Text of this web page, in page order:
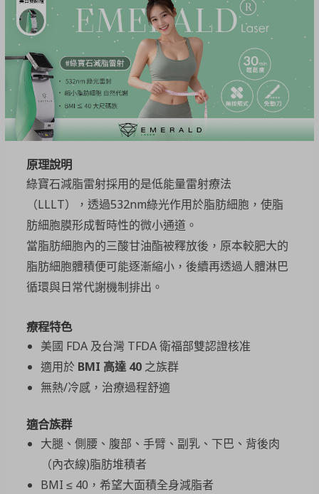
原理說明
綠寶石減脂雷射採用的是低能量雷射療法
（LLLT），透過532nm綠光作用於脂肪細胞，使脂
肪細胞膜形成暫時性的微小通道。
當脂肪細胞內的三酸甘油酯被釋放後，原本較肥大的
脂肪細胞體積便可能逐漸縮小，後續再透過人體淋巴
循環與日常代謝機制排出。
療程特色
美國 FDA 及台灣 TFDA 衛福部雙認證核准
適用於 BMI 高達 40 之族群
無熱/冷感，治療過程舒適
適合族群
大腿、側腰、腹部、手臂、副乳、下巴、背後肉
（內衣線)脂肪堆積者
BMI ≤ 40，希望大面積全身減脂者